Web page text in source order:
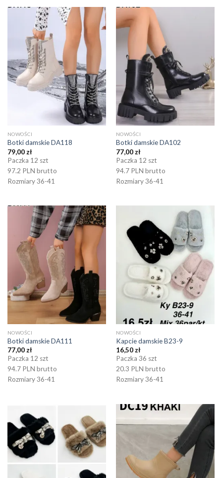
NOWOŚCI
Botki damskie DA118
79,00 zł
Paczka 12 szt
97.2 PLN brutto
Rozmiary 36-41
NOWOŚCI
Botki damskie DA102
77,00 zł
Paczka 12 szt
94.7 PLN brutto
Rozmiary 36-41
NOWOŚCI
Botki damskie DA111
77,00zł
Paczka 12 szt
94.7 PLN brutto
Rozmiary 36-41
NOWOŚCI
Kapcie damskie B23-9
16,50zł
Paczka 36 szt
20.3 PLN brutto
Rozmiary 36-41